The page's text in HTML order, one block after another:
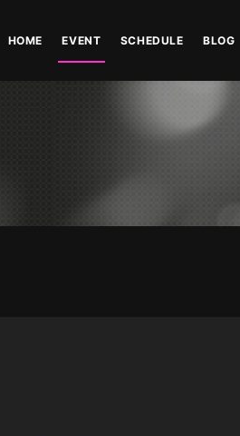
HOME EVENT SCHEDULE BLOG